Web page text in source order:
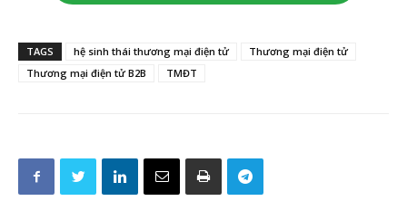
TAGS hệ sinh thái thương mại điện tử
Thương mại điện tử
Thương mại điện tử B2B
TMĐT